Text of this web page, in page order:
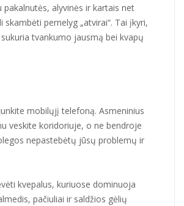
alyvinės ir kartais net
skambėti pernelyg „atvirai“. Tai įkyri,
tvankumo jausmą bei kvapų
mobilųjį telefoną. Asmeninius
veskite koridoriuje, o ne bendroje
nepastebėtų jūsų problemų ir
kvepalus, kuriuose dominuoja
pačiuliai ir saldžios gėlių